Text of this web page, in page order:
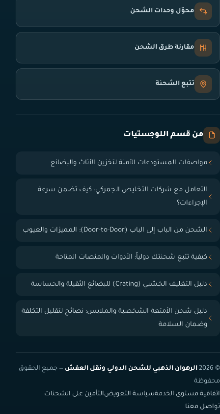
محوّل وحدات الشحن
مقارنة طرق الشحن
تتبع الشحنة
من قسم اللوجستيات
مواصفات المستودعات الآمنة لتخزين الأثاث والبضائع
التعامل مع شركات التخليص الجمركي: كيف تضمن سرعة
الإجراءات؟
الشحن من الباب إلى الباب (Door-to-Door): المميزات والعيوب
كيفية تتبع شحنتك دولياً: الأدوات والمنصات المتاحة
دليل التغليف الخشبي (Crating) للبضائع الثقيلة والحساسة
دليل شحن الأمتعة الشخصية والملابس: نصائح لتقليل التكلفة
وضمان السلامة
© 2026 الرهوان الذهبي للشحن الدولي ونقل العفش — جميع الحقوق
محفوظة
اتفاقية مستوى الخدمةسياسة التعويضالتأمين على الشحنات
تواصل معنا